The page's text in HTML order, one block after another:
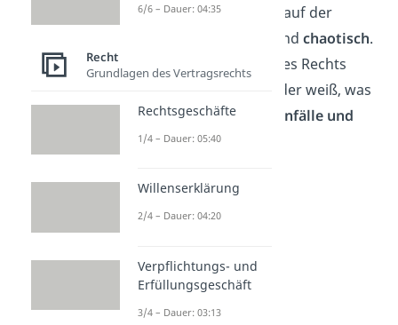
würde, wäre das Fahren auf der
undchaotisch.
Die Ordnungsfunktion des Rechts
sorgt also dafür, dass jeder weiß, was
er zu tun hat. Das hilft,
Unfälle und
Konfliktezu vermeiden.
6/6 – Dauer: 04:35
Recht
Grundlagen des Vertragsrechts
Rechtsgeschäfte
1/4 – Dauer: 05:40
Willenserklärung
2/4 – Dauer: 04:20
Verpflichtungs- und
Erfüllungsgeschäft
3/4 – Dauer: 03:13